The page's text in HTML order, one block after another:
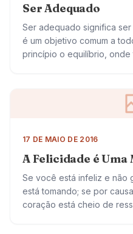
Ser Adequado
Ser adequado significa
é um objetivo comum a
princípio o equilíbrio, onde
17 DE MAIO DE 2016
A Felicidade é
Se você está infeliz e não
está tomando; se por
coração está cheio de